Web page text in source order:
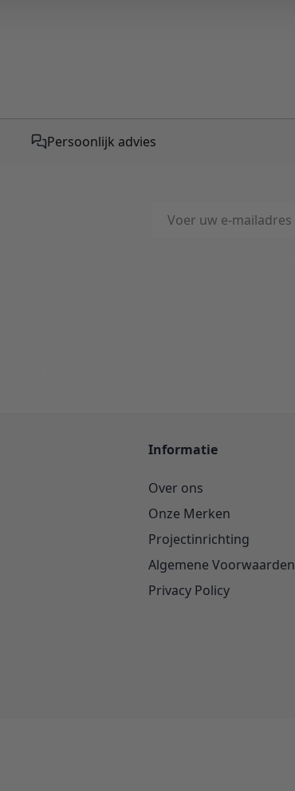
Persoonlijk advies
E-mailadres
Informatie
Over ons
Onze Merken
Projectinrichting
Algemene Voorwaarden
Privacy Policy